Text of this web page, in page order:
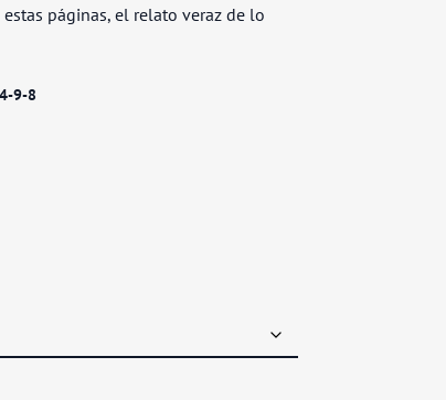
páginas, el relato veraz de lo
9-8